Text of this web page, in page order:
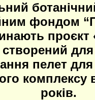
фондом
проєкт
пелет
комплексу
років.